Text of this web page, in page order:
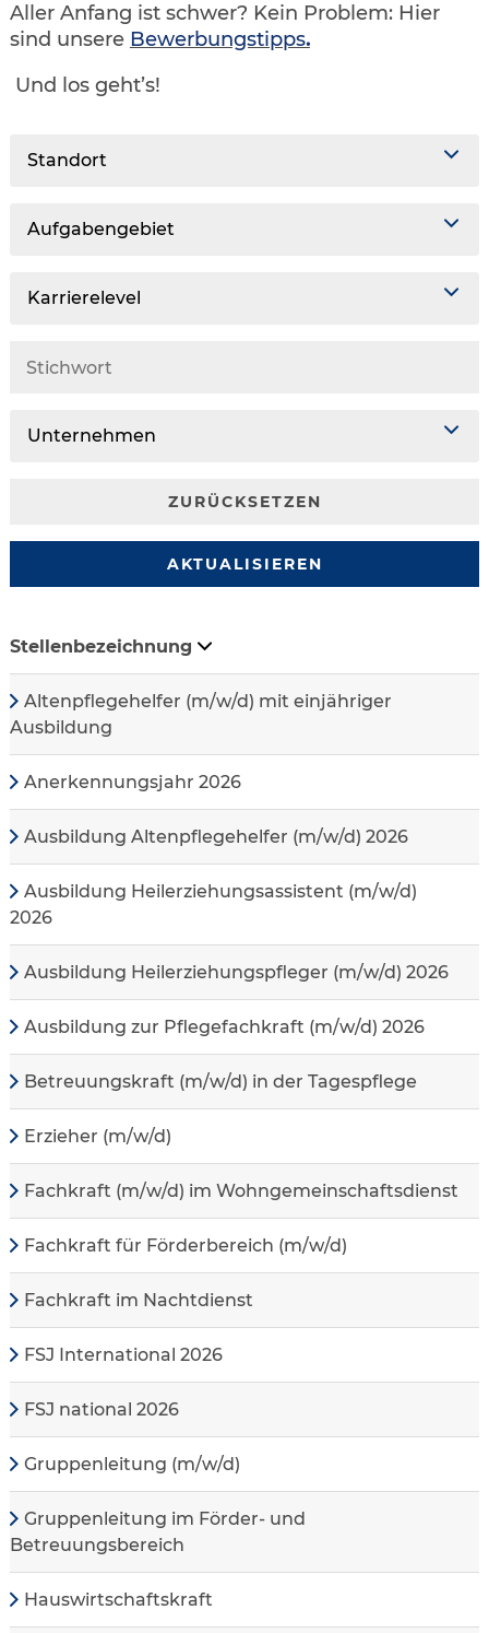
Aller Anfang ist schwer? Kein Problem: Hier
sind unsere Bewerbungstipps.
Und los geht’s!
Standort
Aufgabengebiet
Karrierelevel
Unternehmen
ZURÜCKSETZEN
AKTUALISIEREN
Stellenbezeichnung
Altenpflegehelfer (m/w/d) mit einjähriger
Ausbildung
Anerkennungsjahr 2026
Ausbildung Altenpflegehelfer (m/w/d) 2026
Ausbildung Heilerziehungsassistent (m/w/d)
2026
Ausbildung Heilerziehungspfleger (m/w/d) 2026
Ausbildung zur Pflegefachkraft (m/w/d) 2026
Betreuungskraft (m/w/d) in der Tagespflege
Erzieher (m/w/d)
Fachkraft (m/w/d) im Wohngemeinschaftsdienst
Fachkraft für Förderbereich (m/w/d)
Fachkraft im Nachtdienst
FSJ International 2026
FSJ national 2026
Gruppenleitung (m/w/d)
Gruppenleitung im Förder- und
Betreuungsbereich
Hauswirtschaftskraft